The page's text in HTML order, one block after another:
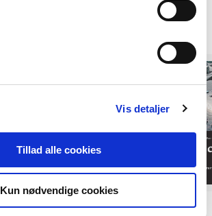
Vis detaljer
Tillad alle cookies
Kun nødvendige cookies
Hardcover